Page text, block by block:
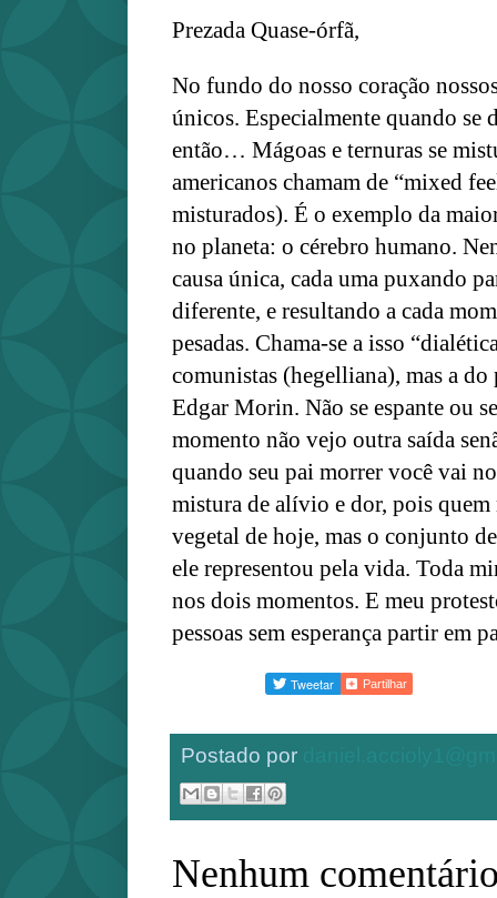
Prezada Quase-órfã,
No fundo do nosso coração
únicos. Especialmente quando se
então… Mágoas e ternuras se
americanos chamam de “mixed
misturados). É o exemplo da
no planeta: o cérebro humano.
causa única, cada uma puxando
diferente, e resultando a cada
pesadas. Chama-se a isso
comunistas (hegelliana), mas a
Edgar Morin. Não se espante ou
momento não vejo outra saída
quando seu pai morrer você vai
mistura de alívio e dor, pois quem
vegetal de hoje, mas o conjunto
ele representou pela vida. Toda
nos dois momentos. E meu
pessoas sem esperança partir em
Partilhar
Postado por
Nenhum